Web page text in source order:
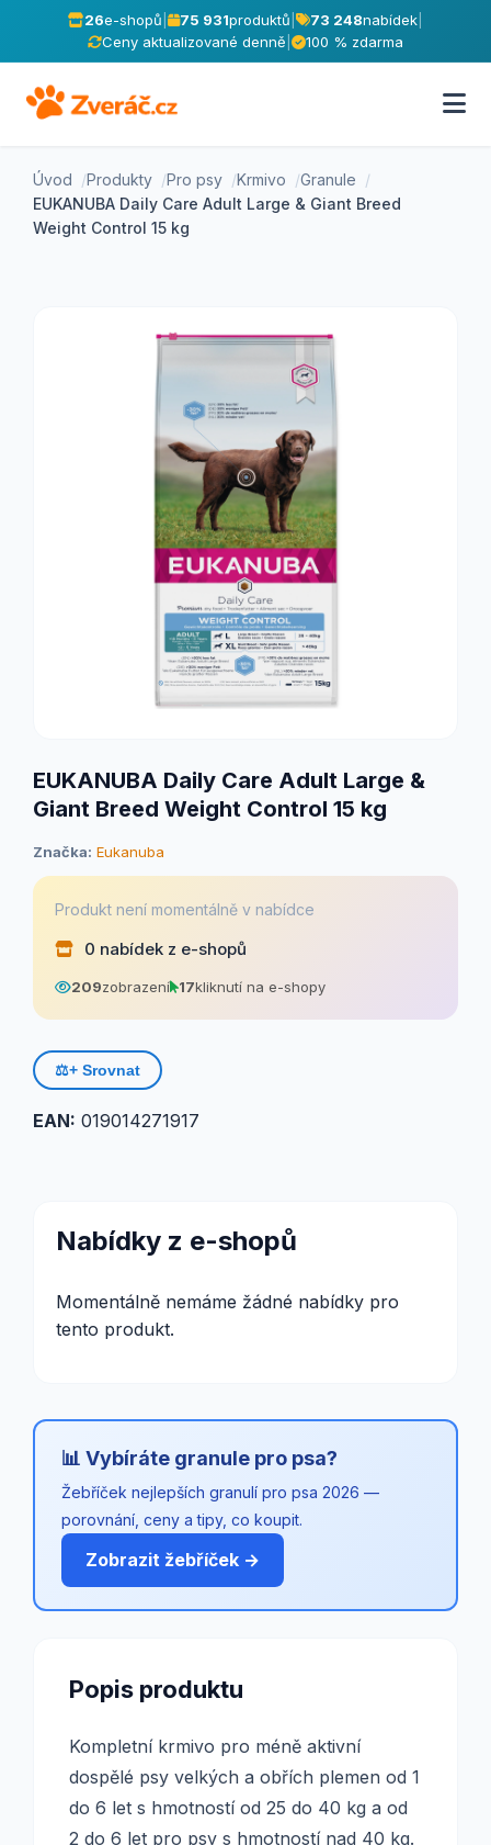
26e-shopů 75 931produktů 73 248nabídek
Ceny aktualizované denně
100 % zdarma
Úvod Produkty Pro psy Krmivo
Granule
EUKANUBA Daily Care Adult Large & Giant Breed
Weight Control 15 kg
EUKANUBA Daily Care Adult Large &
Giant Breed Weight Control 15 kg
Značka: Eukanuba
Produkt není momentálně v nabídce
0 nabídek z e-shopů
209zobrazení 17kliknutí na e-shopy
⚖️+ Srovnat
EAN: 019014271917
Nabídky z e-shopů
Momentálně nemáme žádné nabídky pro
tento produkt.
📊 Vybíráte granule pro psa?
Žebříček nejlepších granulí pro psa 2026 —
porovnání, ceny a tipy, co koupit.
Zobrazit žebříček →
Popis produktu
Kompletní krmivo pro méně aktivní
dospělé psy velkých a obřích plemen od 1
do 6 let s hmotností od 25 do 40 kg a od
2 do 6 let pro psy s hmotností nad 40 kg.